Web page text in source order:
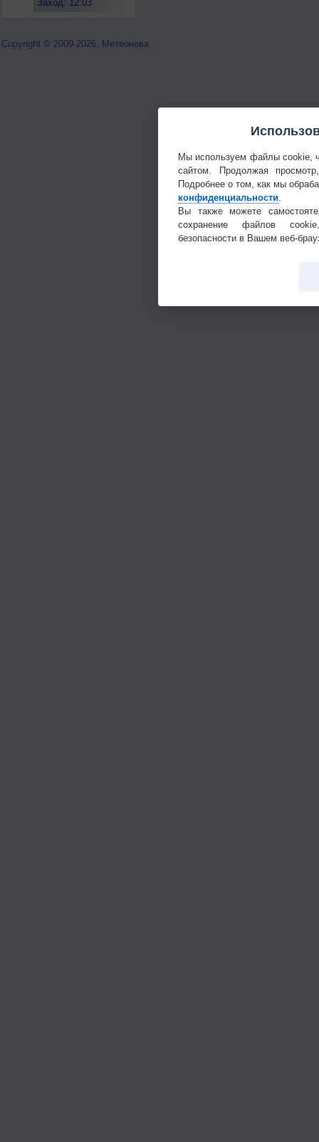
Заход: 12:03
Copyright © 2009-2026, Метеонова
Мы используем файлы cookie,
сайтом. Продолжая
Подробнее о том, как мы
конфиденциальности
Вы также можете
сохранение файлов
безопасности в Вашем веб-